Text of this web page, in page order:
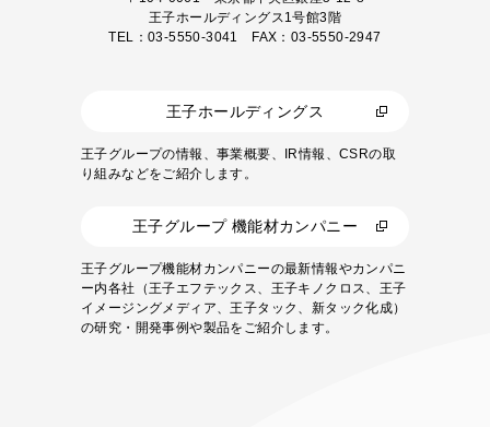
王子ホールディングス1号館3階
TEL：03-5550-3041 FAX：03-5550-2947
王子ホールディングス
王子グループの情報、事業概要、IR情報、CSRの取
り組みなどをご紹介します。
王子グループ 機能材カンパニー
王子グループ機能材カンパニーの最新情報やカンパニ
ー内各社（王子エフテックス、王子キノクロス、王子
イメージングメディア、王子タック、新タック化成）
の研究・開発事例や製品をご紹介します。